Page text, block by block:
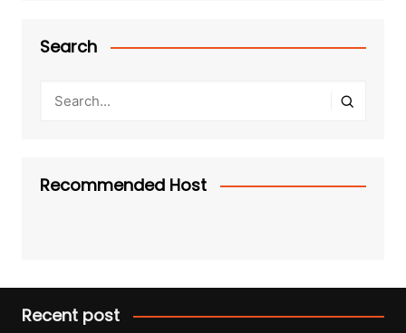
Search
Recommended Host
Recent post